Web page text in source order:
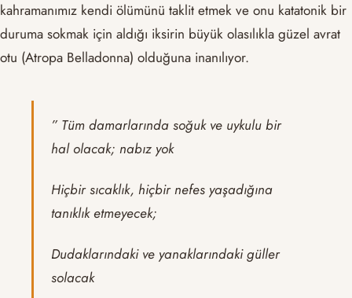
kahramanımız kendi ölümünü taklit etmek ve onu katatonik bir
duruma sokmak için aldığı iksirin büyük olasılıkla güzel avrat
otu (Atropa Belladonna) olduğuna inanılıyor.
” Tüm damarlarında soğuk ve uykulu bir
hal olacak; nabız yok
Hiçbir sıcaklık, hiçbir nefes yaşadığına
tanıklık etmeyecek;
Dudaklarındaki ve yanaklarındaki güller
solacak